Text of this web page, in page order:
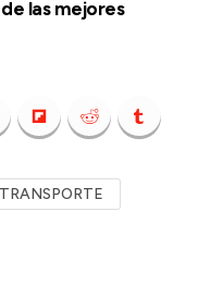
las mejores
TRANSPORTE